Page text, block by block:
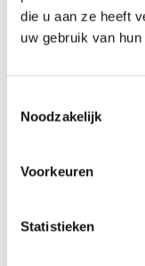
die u aan ze heeft
uw gebruik van
Noodzakelijk
Voorkeuren
Statistieken
In stock